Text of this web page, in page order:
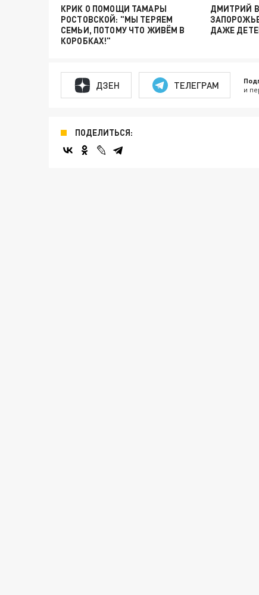
КРИК О ПОМОЩИ ТАМАРЫ
РОСТОВСКОЙ: "МЫ ТЕРЯЕМ
СЕМЬИ, ПОТОМУ ЧТО ЖИВЁМ В
КОРОБКАХ!"
ДМИТРИЙ
ДАЖЕ
ДЗЕН ТЕЛЕГРАМ и
ПОДЕЛИТЬСЯ: